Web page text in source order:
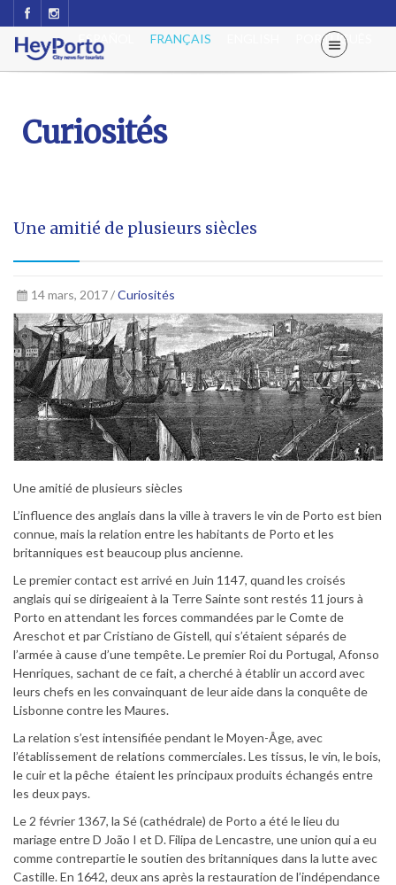
PORTUGUÊS
FRANÇAIS
ESPAÑOL
Curiosités
Une amitié de plusieurs siècles
14 mars, 2017 /Curiosités
Une amitié de plusieurs siècles
L’influence des anglais dans la ville à travers le vin de Porto est bien
connue, mais la relation entre les habitants de Porto et les
britanniques est beaucoup plus ancienne.
Le premier contact est arrivé en Juin 1147, quand les croisés
anglais qui se dirigeaient à la Terre Sainte sont restés 11 jours à
Porto en attendant les forces commandées par le Comte de
Areschot et par Cristiano de Gistell, qui s’étaient séparés de
l’armée à cause d’une tempête. Le premier Roi du Portugal, Afonso
Henriques, sachant de ce fait, a cherché à établir un accord avec
leurs chefs en les convainquant de leur aide dans la conquête de
Lisbonne contre les Maures.
La relation s’est intensifiée pendant le Moyen-Âge, avec
l’établissement de relations commerciales. Les tissus, le vin, le bois,
le cuir et la pêche étaient les principaux produits échangés entre
les deux pays.
Le 2 février 1367, la Sé (cathédrale) de Porto a été le lieu du
mariage entre D João I et D. Filipa de Lencastre, une union qui a eu
comme contrepartie le soutien des britanniques dans la lutte avec
Castille. En 1642, deux ans après la restauration de l’indépendance